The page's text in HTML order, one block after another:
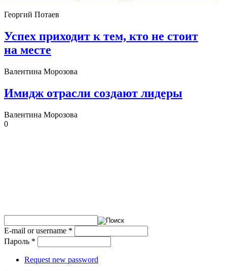
Георгий Потаев
Успех приходит к тем, кто не стоит
на месте
Валентина Морозова
Имидж отрасли создают лидеры
Валентина Морозова
0
E-mail or username *
Пароль *
Request new password